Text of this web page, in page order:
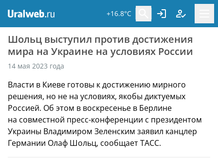
+16.8°C
Шольц выступил против достижения
мира на Украине на условиях России
14 мая 2023 года
Власти в Киеве готовы к достижению мирного
решения, но не на условиях, якобы диктуемых
Россией. Об этом в воскресенье в Берлине
на совместной пресс-конференции с президентом
Украины Владимиром Зеленским заявил канцлер
Германии Олаф Шольц, сообщает ТАСС.